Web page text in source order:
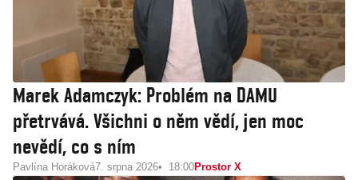
Marek Adamczyk: Problém na DAMU
přetrvává. Všichni o něm vědí, jen moc
nevědí, co s ním
Pavlína Horáková7. srpna 2026 18:00Prostor X